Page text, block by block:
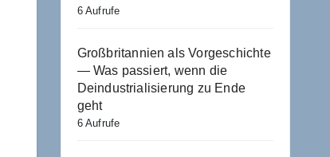
6 Aufrufe
Großbritannien als Vorgeschichte
— Was passiert, wenn die
Deindustrialisierung zu Ende
geht
6 Aufrufe